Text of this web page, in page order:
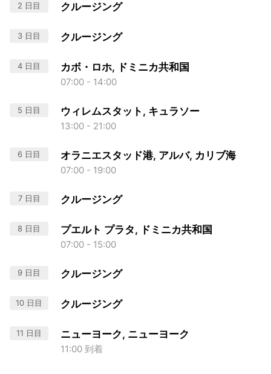
2 日目 クルージング
3 日目 クルージング
4 日目 カボ・ロホ, ドミニカ共和国
07:00 - 14:00
5 日目 ウィレムスタット, キュラソー
13:00 - 21:00
6 日目 オラニエスタッド港, アルバ, カリブ海
07:00 - 19:00
7 日目 クルージング
8 日目 プエルト プラタ, ドミニカ共和国
07:00 - 15:00
9 日目 クルージング
10 日目 クルージング
11 日目 ニューヨーク, ニューヨーク
11:00 到着